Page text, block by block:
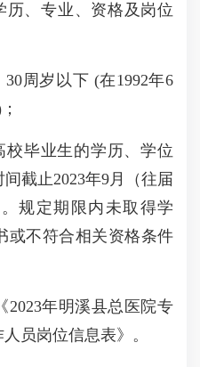
、专业、资格及岗位
周岁以下 (在1992年6
毕业生的学历、学位
截止2023年9月（往届
规定期限内未取得学
或不符合相关资格条件
年明溪县总医院专
员岗位信息表》。